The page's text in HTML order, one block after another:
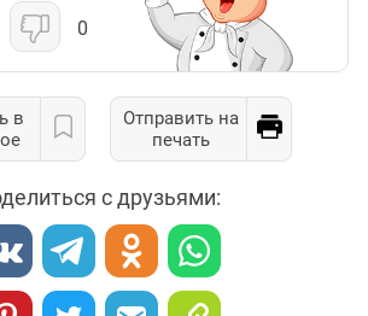
0
в
Отправить на
печать
с друзьями: